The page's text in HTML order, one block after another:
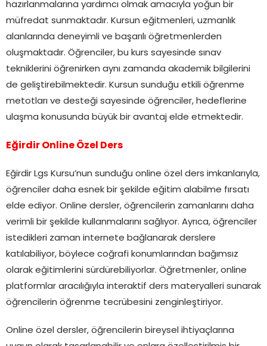
hazırlanmalarına yardımcı olmak amacıyla yoğun bir
müfredat sunmaktadır. Kursun eğitmenleri, uzmanlık
alanlarında deneyimli ve başarılı öğretmenlerden
oluşmaktadır. Öğrenciler, bu kurs sayesinde sınav
tekniklerini öğrenirken aynı zamanda akademik bilgilerini
de geliştirebilmektedir. Kursun sunduğu etkili öğrenme
metotları ve desteği sayesinde öğrenciler, hedeflerine
ulaşma konusunda büyük bir avantaj elde etmektedir.
Eğirdir Online Özel Ders
Eğirdir Lgs Kursu’nun sunduğu online özel ders imkanlarıyla,
öğrenciler daha esnek bir şekilde eğitim alabilme fırsatı
elde ediyor. Online dersler, öğrencilerin zamanlarını daha
verimli bir şekilde kullanmalarını sağlıyor. Ayrıca, öğrenciler
istedikleri zaman internete bağlanarak derslere
katılabiliyor, böylece coğrafi konumlarından bağımsız
olarak eğitimlerini sürdürebiliyorlar. Öğretmenler, online
platformlar aracılığıyla interaktif ders materyalleri sunarak
öğrencilerin öğrenme tecrübesini zenginleştiriyor.
Online özel dersler, öğrencilerin bireysel ihtiyaçlarına